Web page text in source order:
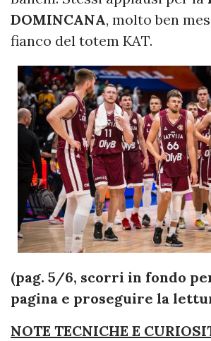
DOMINCANA, molto ben
fianco del totem KAT.
(pag. 5/6, scorri in fondo
pagina e proseguire la
NOTE TECNICHE E